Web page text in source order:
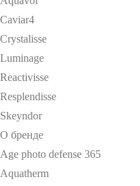
Caviar4
Crystalisse
Luminage
Reactivisse
Resplendisse
Skeyndor
О бренде
Age photo defense 365
Aquatherm